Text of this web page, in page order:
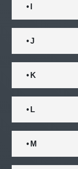
• I
• J
• K
• L
• M